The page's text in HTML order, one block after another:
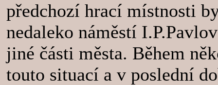
předchozí hrací místnosti
nedaleko náměstí
jiné části města. Během
touto situací a v poslední